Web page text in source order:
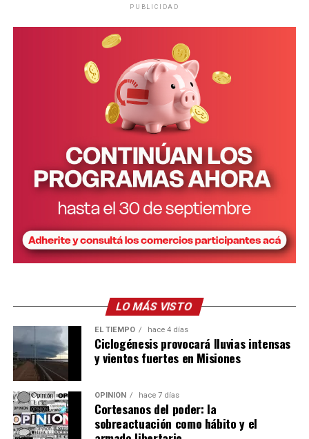
PUBLICIDAD
LO MÁS VISTO
EL TIEMPO hace 4 días
Ciclogénesis provocará lluvias intensas
y vientos fuertes en Misiones
OPINIÓN hace 7 días
Cortesanos del poder: la
sobreactuación como hábito y el